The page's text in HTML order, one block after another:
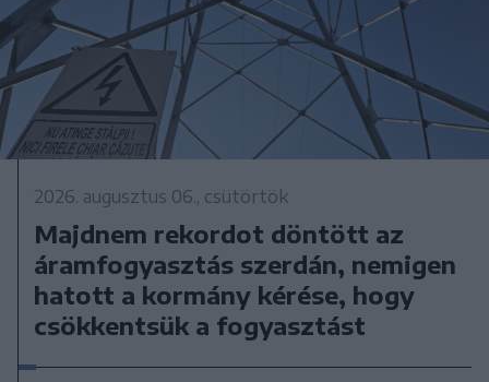
2026. augusztus 06., csütörtök
Majdnem rekordot döntött az
áramfogyasztás szerdán, nemigen
hatott a kormány kérése, hogy
csökkentsük a fogyasztást